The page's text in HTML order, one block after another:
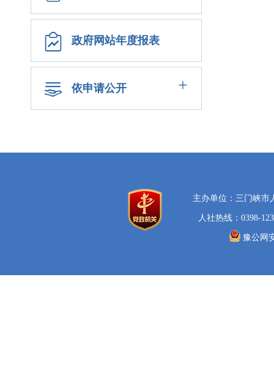
政府网站年度报表
依申请公开 +
主办单位：三门峡
人社热线：0398-
豫公网